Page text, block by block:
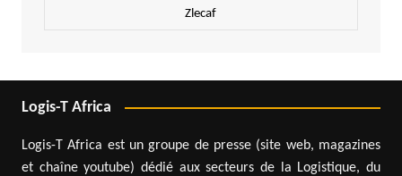
Zlecaf
Logis-T Africa
Logis-T Africa est un groupe de presse (site web, magazines
et chaîne youtube) dédié aux secteurs de la Logistique, du